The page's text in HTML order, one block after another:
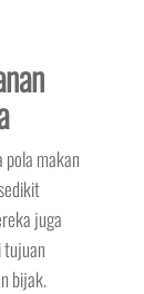
makan
juga
tujuan
bijak.